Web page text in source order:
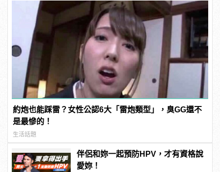
約炮也能踩雷？女性公認6大「雷炮類型」，臭GG還不
是最慘的！
生活話題
伴侶和妳一起預防HPV，才有資格說
愛妳！